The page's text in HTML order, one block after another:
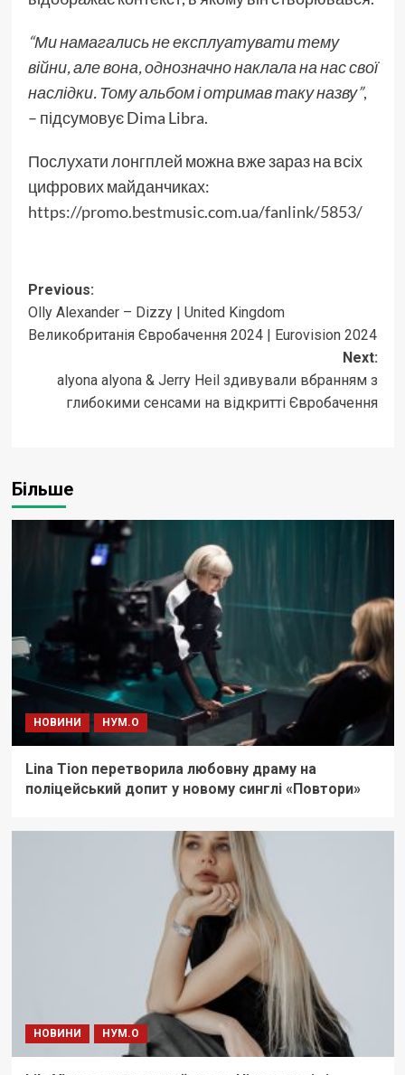
“Ми намагались не експлуатувати тему
війни, але вона, однозначно наклала на нас свої
наслідки. Тому альбом і отримав таку назву”,
– підсумовує Dima Libra.
Послухати лонгплей можна вже зараз на всіх
цифрових майданчиках:
https://promo.bestmusic.com.ua/fanlink/5853/
Post
navigation
Previous:
Olly Alexander – Dizzy | United Kingdom
Великобританія Євробачення 2024 | Eurovision 2024
Next:
alyona alyona & Jerry Heil здивували вбранням з
глибокими сенсами на відкритті Євробачення
Більше
НОВИНИ НУМ.О
Lina Tion перетворила любовну драму на
поліцейський допит у новому синглі «Повтори»
НОВИНИ НУМ.О